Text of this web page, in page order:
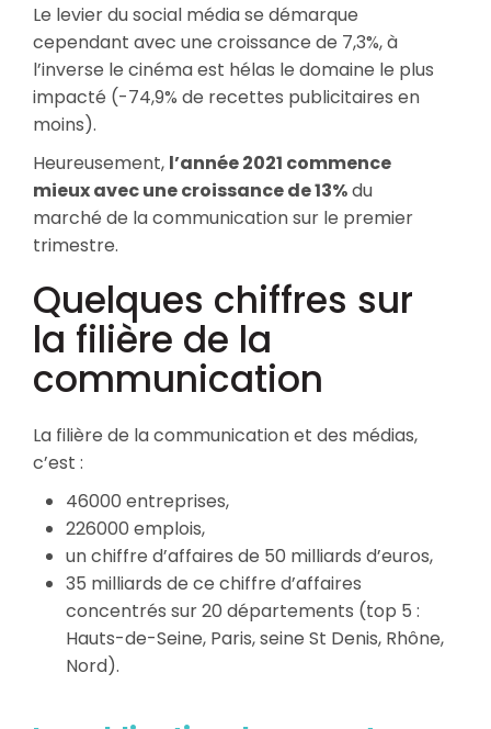
Le levier du social média se démarque
cependant avec une croissance de 7,3%, à
l’inverse le cinéma est hélas le domaine le plus
impacté (-74,9% de recettes publicitaires en
moins).
Heureusement, l’année 2021 commence
mieux avec une croissance de 13%du
marché de la communication sur le premier
trimestre.
Quelques chiffres sur
la filière de la
communication
La filière de la communication et des médias,
c’est :
46000 entreprises,
226000 emplois,
un chiffre d’affaires de 50 milliards d’euros,
35 milliards de ce chiffre d’affaires
concentrés sur 20 départements (top 5 :
Hauts-de-Seine, Paris, seine St Denis, Rhône,
Nord).